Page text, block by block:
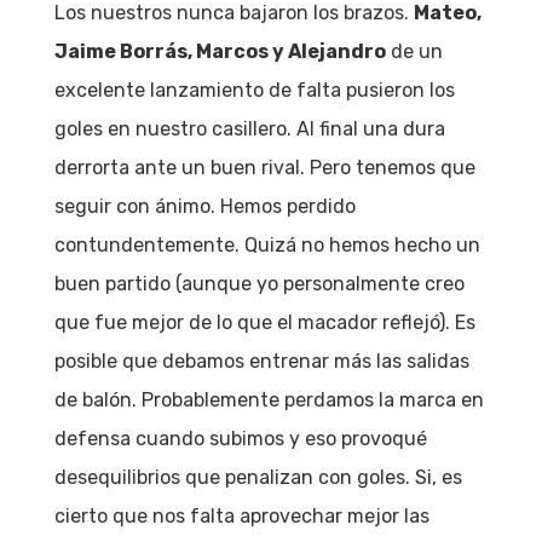
Los nuestros nunca bajaron los brazos. Mateo,
Jaime Borrás, Marcos y Alejandrode un
excelente lanzamiento de falta pusieron los
goles en nuestro casillero. Al final una dura
derrorta ante un buen rival. Pero tenemos que
seguir con ánimo. Hemos perdido
contundentemente. Quizá no hemos hecho un
buen partido (aunque yo personalmente creo
que fue mejor de lo que el macador reflejó). Es
posible que debamos entrenar más las salidas
de balón. Probablemente perdamos la marca en
defensa cuando subimos y eso provoqué
desequilibrios que penalizan con goles. Si, es
cierto que nos falta aprovechar mejor las